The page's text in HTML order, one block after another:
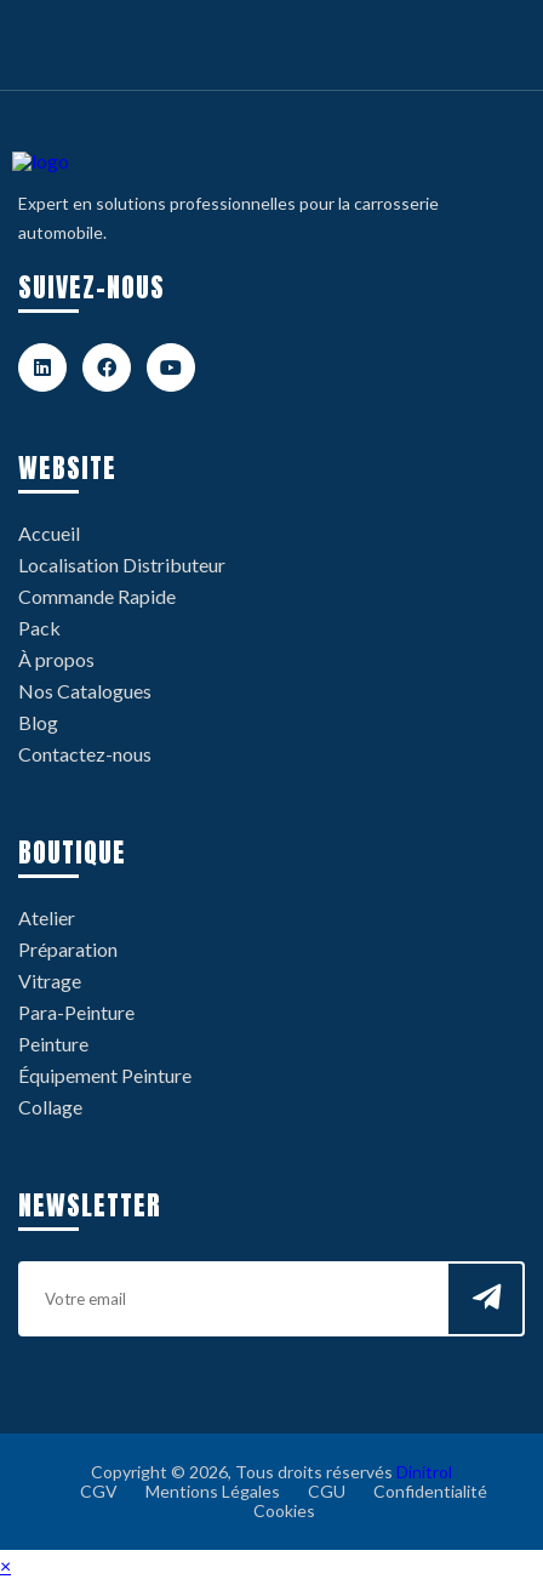
Expert en solutions professionnelles pour la carrosserie
automobile.
SUIVEZ-NOUS
WEBSITE
Accueil
Localisation Distributeur
Commande Rapide
Pack
À propos
Nos Catalogues
Blog
Contactez-nous
BOUTIQUE
Atelier
Préparation
Vitrage
Para-Peinture
Peinture
Équipement Peinture
Collage
NEWSLETTER
Copyright © 2026, Tous droits réservés Dinitrol
CGV
Mentions Légales CGU
Confidentialité
Cookies
×